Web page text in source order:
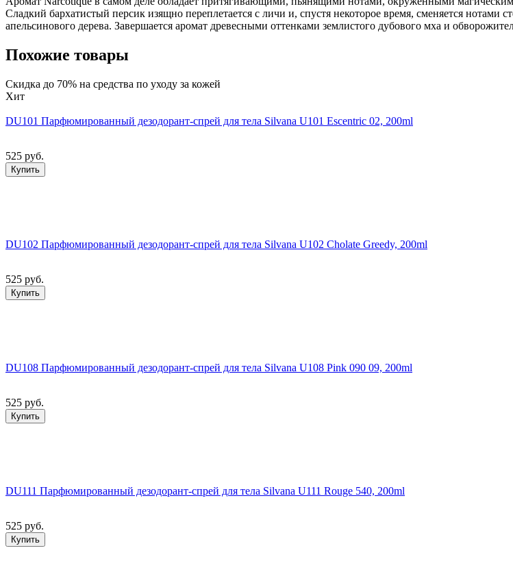
Сладкий бархатистый персик изящно переплетается с личи и, спустя некоторое время, сменяется
апельсинового дерева. Завершается аромат древесными оттенками землистого дубового мха и
Похожие товары
Скидка до 70% на средства по уходу за кожей
Хит
DU101 Парфюмированный дезодорант-спрей для тела Silvana U101 Escentric 02, 200ml
525 руб.
Купить
DU102 Парфюмированный дезодорант-спрей для тела Silvana U102 Cholate Greedy, 200ml
525 руб.
Купить
DU108 Парфюмированный дезодорант-спрей для тела Silvana U108 Pink 090 09, 200ml
525 руб.
Купить
DU111 Парфюмированный дезодорант-спрей для тела Silvana U111 Rouge 540, 200ml
525 руб.
Купить